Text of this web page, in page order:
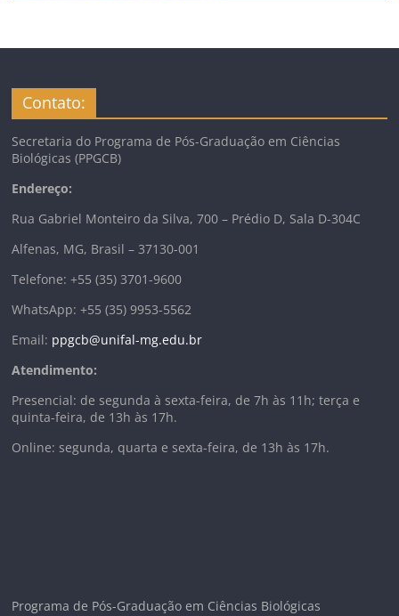
Contato:
Secretaria do Programa de Pós-Graduação em Ciências
Biológicas (PPGCB)
Endereço:
Rua Gabriel Monteiro da Silva, 700 – Prédio D, Sala D-304C
Alfenas, MG, Brasil – 37130-001
Telefone: +55 (35) 3701-9600
WhatsApp: +55 (35) 9953-5562
Email: ppgcb@unifal-mg.edu.br
Atendimento:
Presencial: de segunda à sexta-feira, de 7h às 11h; terça e
quinta-feira, de 13h às 17h.
Online: segunda, quarta e sexta-feira, de 13h às 17h.
Programa de Pós-Graduação em Ciências Biológicas